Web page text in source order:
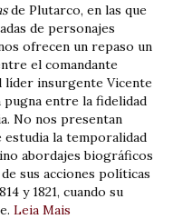
de Plutarco, en las que
de personajes
ofrecen un repaso un
el comandante
líder insurgente Vicente
entre la fidelidad
No nos presentan
estudia la temporalidad
abordajes biográficos
sus acciones políticas
y 1821, cuando su
Leia Mais